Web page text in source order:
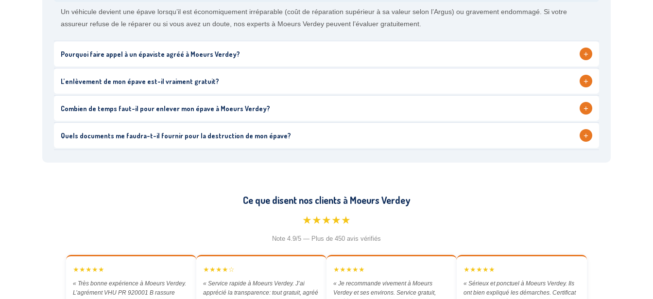
Un véhicule devient une épave lorsqu’il est économiquement irréparable (coût de réparation supérieur à sa valeur selon l’Argus) ou gravement endommagé. Si votre
assureur refuse de le réparer ou si vous avez un doute, nos experts à Moeurs Verdey peuvent l’évaluer gratuitement.
Pourquoi faire appel à un épaviste agréé à Moeurs Verdey? +
L’enlèvement de mon épave est-il vraiment gratuit? +
Combien de temps faut-il pour enlever mon épave à Moeurs Verdey? +
Quels documents me faudra-t-il fournir pour la destruction de mon épave? +
Ce que disent nos clients à Moeurs Verdey
★★★★★
Note 4.9/5 — Plus de 450 avis vérifiés
★★★★★
« Très bonne expérience à Moeurs Verdey.
L’agrément VHU PR 920001 B rassure
★★★★☆
« Service rapide à Moeurs Verdey. J’ai
apprécié la transparence: tout gratuit, agréé
★★★★★
« Je recommande vivement à Moeurs
Verdey et ses environs. Service gratuit,
★★★★★
« Sérieux et ponctuel à Moeurs Verdey. Ils
ont bien expliqué les démarches. Certificat